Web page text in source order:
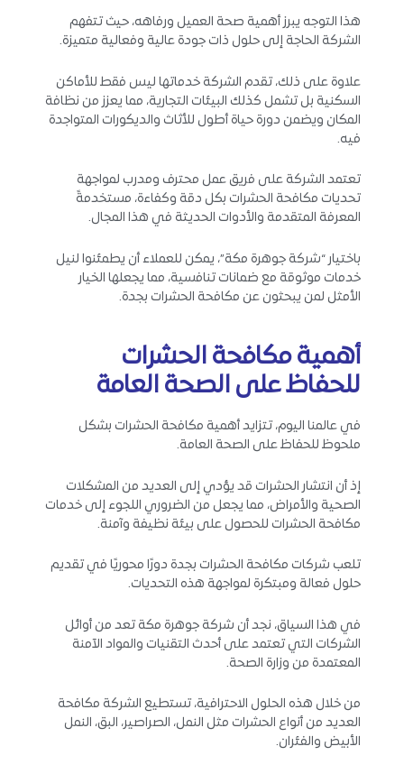
هذا التوجه يبرز أهمية صحة العميل ورفاهه، حيث تتفهم
الشركة الحاجة إلى حلول ذات جودة عالية وفعالية متميزة.
علاوة على ذلك، تقدم الشركة خدماتها ليس فقط للأماكن
السكنية بل تشمل كذلك البيئات التجارية، مما يعزز من نظافة
المكان ويضمن دورة حياة أطول للأثاث والديكورات المتواجدة
فيه.
تعتمد الشركة على فريق عمل محترف ومدرب لمواجهة
تحديات مكافحة الحشرات بكل دقة وكفاءة، مستخدمةً
المعرفة المتقدمة والأدوات الحديثة في هذا المجال.
باختيار “شركة جوهرة مكة”، يمكن للعملاء أن يطمئنوا لنيل
خدمات موثوقة مع ضمانات تنافسية، مما يجعلها الخيار
الأمثل لمن يبحثون عن مكافحة الحشرات بجدة.
أهمية مكافحة الحشرات
للحفاظ على الصحة العامة
في عالمنا اليوم، تتزايد أهمية مكافحة الحشرات بشكل
ملحوظ للحفاظ على الصحة العامة.
إذ أن انتشار الحشرات قد يؤدي إلى العديد من المشكلات
الصحية والأمراض، مما يجعل من الضروري اللجوء إلى خدمات
مكافحة الحشرات للحصول على بيئة نظيفة وآمنة.
تلعب شركات مكافحة الحشرات بجدة دورًا محوريًا في تقديم
حلول فعالة ومبتكرة لمواجهة هذه التحديات.
في هذا السياق، نجد أن شركة جوهرة مكة تعد من أوائل
الشركات التي تعتمد على أحدث التقنيات والمواد الآمنة
المعتمدة من وزارة الصحة.
من خلال هذه الحلول الاحترافية، تستطيع الشركة مكافحة
العديد من أنواع الحشرات مثل النمل، الصراصير، البق، النمل
الأبيض والفئران.